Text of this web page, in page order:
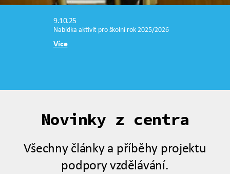
9.10.25
Nabídka aktivit pro školní rok 2025/2026
Více
Novinky z centra
Všechny články a příběhy projektu
podpory vzdělávání.